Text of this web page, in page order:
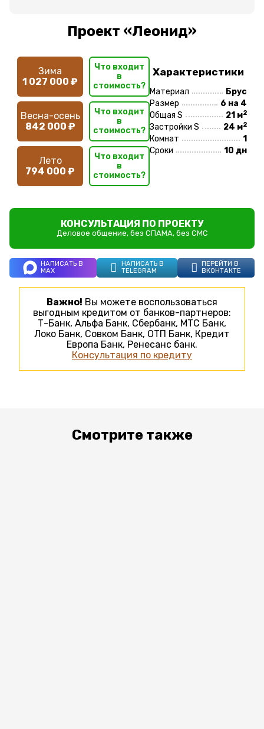
Проект «Леонид»
Зима
1 027 000 ₽
Что входит
в
стоимость?
Весна-осень
842 000 ₽
Что входит
в
стоимость?
Лето
794 000 ₽
Что входит
в
стоимость?
Характеристики
Материал
Брус
Размер
6 на 4
Общая S
21 м2
Застройки S 24 м2
Комнат
1
Сроки
10 дн
КОНСУЛЬТАЦИЯ ПО ПРОЕКТУ
Деловое общение, без СПАМА, без СМС
НАПИСАТЬ В
MAX
НАПИСАТЬ В
TELEGRAM
ПЕРЕЙТИ В
ВКОНТАКТЕ
Важно! Вы можете воспользоваться
выгодным кредитом от банков-партнеров:
Т-Банк, Альфа Банк, Сбербанк, МТС Банк,
Локо Банк, Совком Банк, ОТП Банк, Кредит
Европа Банк, Ренесанс банк.
Консультация по кредиту
Смотрите также